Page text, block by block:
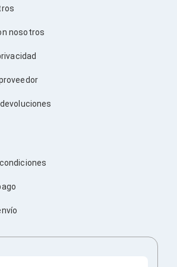
de Entretenimiento
para Proyectores
nosotros